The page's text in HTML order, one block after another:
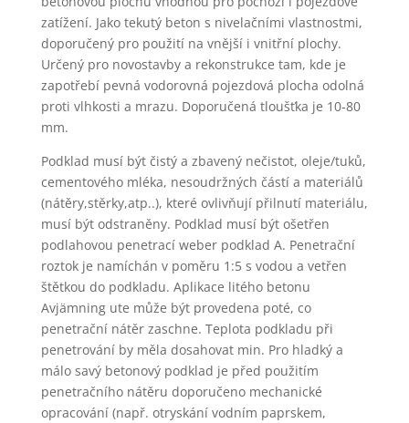
zatížení. Jako tekutý beton s nivelačními vlastnostmi,
doporučený pro použití na vnější i vnitřní plochy.
Určený pro novostavby a rekonstrukce tam, kde je
zapotřebí pevná vodorovná pojezdová plocha odolná
proti vlhkosti a mrazu. Doporučená tloušťka je 10-80
mm.
Podklad musí být čistý a zbavený nečistot, oleje/tuků,
cementového mléka, nesoudržných částí a materiálů
(nátěry,stěrky,atp..), které ovlivňují přilnutí materiálu,
musí být odstraněny. Podklad musí být ošetřen
podlahovou penetrací weber podklad A. Penetrační
roztok je namíchán v poměru 1:5 s vodou a vetřen
štětkou do podkladu. Aplikace litého betonu
Avjämning ute může být provedena poté, co
penetrační nátěr zaschne. Teplota podkladu při
penetrování by měla dosahovat min. Pro hladký a
málo savý betonový podklad je před použitím
penetračního nátěru doporučeno mechanické
opracování (např. otryskání vodním paprskem,